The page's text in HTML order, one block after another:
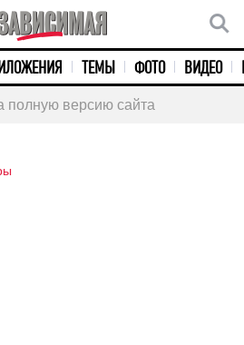
ТЕМЫ ФОТО ВИДЕО
полную версию сайта